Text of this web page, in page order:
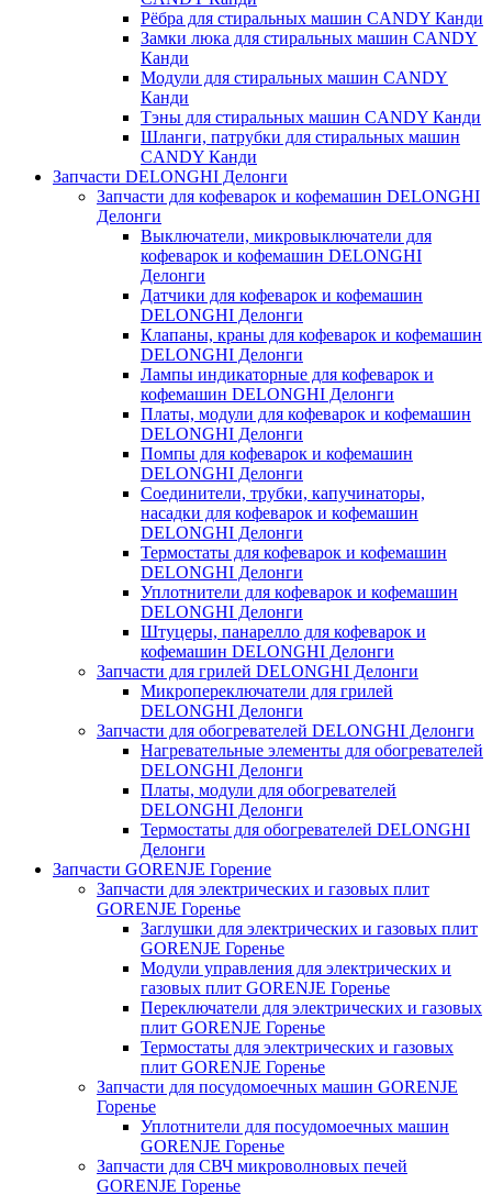
Рёбра для стиральных машин CANDY Канди
Замки люка для стиральных машин CANDY
Канди
Модули для стиральных машин CANDY
Канди
Тэны для стиральных машин CANDY Канди
Шланги, патрубки для стиральных машин
CANDY Канди
Запчасти DELONGHI Делонги
Запчасти для кофеварок и кофемашин DELONGHI
Делонги
Выключатели, микровыключатели для
кофеварок и кофемашин DELONGHI
Делонги
Датчики для кофеварок и кофемашин
DELONGHI Делонги
Клапаны, краны для кофеварок и кофемашин
DELONGHI Делонги
Лампы индикаторные для кофеварок и
кофемашин DELONGHI Делонги
Платы, модули для кофеварок и кофемашин
DELONGHI Делонги
Помпы для кофеварок и кофемашин
DELONGHI Делонги
Соединители, трубки, капучинаторы,
насадки для кофеварок и кофемашин
DELONGHI Делонги
Термостаты для кофеварок и кофемашин
DELONGHI Делонги
Уплотнители для кофеварок и кофемашин
DELONGHI Делонги
Штуцеры, панарелло для кофеварок и
кофемашин DELONGHI Делонги
Запчасти для грилей DELONGHI Делонги
Микропереключатели для грилей
DELONGHI Делонги
Запчасти для обогревателей DELONGHI Делонги
Нагревательные элементы для обогревателей
DELONGHI Делонги
Платы, модули для обогревателей
DELONGHI Делонги
Термостаты для обогревателей DELONGHI
Делонги
Запчасти GORENJE Горение
Запчасти для электрических и газовых плит
GORENJE Горенье
Заглушки для электрических и газовых плит
GORENJE Горенье
Модули управления для электрических и
газовых плит GORENJE Горенье
Переключатели для электрических и газовых
плит GORENJE Горенье
Термостаты для электрических и газовых
плит GORENJE Горенье
Запчасти для посудомоечных машин GORENJE
Горенье
Уплотнители для посудомоечных машин
GORENJE Горенье
Запчасти для СВЧ микроволновых печей
GORENJE Горенье